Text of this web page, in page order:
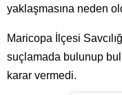
yaklaşmasına neden
Maricopa İlçesi
suçlamada bulunup
karar vermedi.